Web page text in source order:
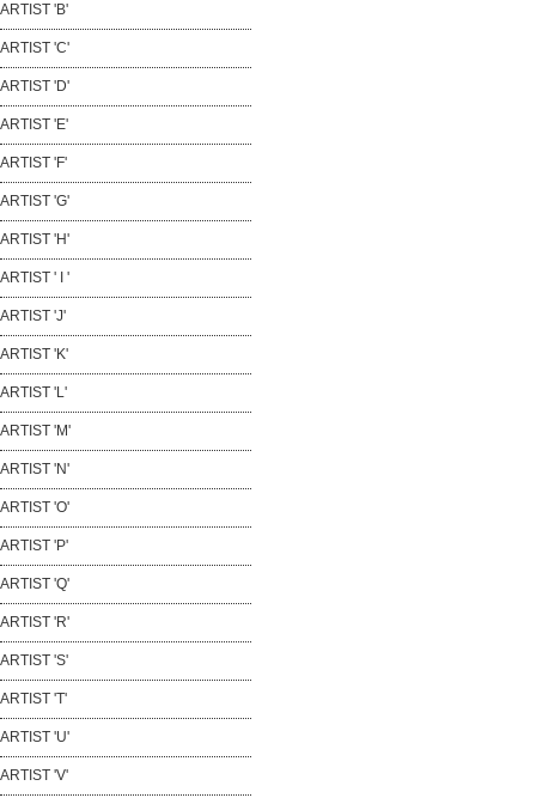
ARTIST 'B'
ARTIST 'C'
ARTIST 'D'
ARTIST 'E'
ARTIST 'F'
ARTIST 'G'
ARTIST 'H'
ARTIST ' I '
ARTIST 'J'
ARTIST 'K'
ARTIST 'L'
ARTIST 'M'
ARTIST 'N'
ARTIST 'O'
ARTIST 'P'
ARTIST 'Q'
ARTIST 'R'
ARTIST 'S'
ARTIST 'T'
ARTIST 'U'
ARTIST 'V'